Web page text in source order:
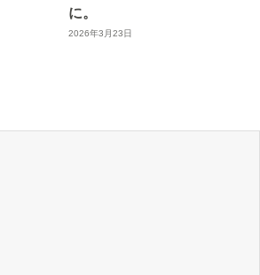
に。
2026年3月23日